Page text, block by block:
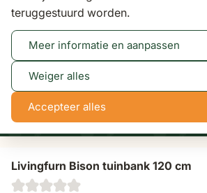
teruggestuurd worden.
Meer informatie en aanpassen
Weiger alles
Accepteer alles
Tot 50% korting
1
dagen
23 44
Livingfurn Bison tuinbank 120 cm